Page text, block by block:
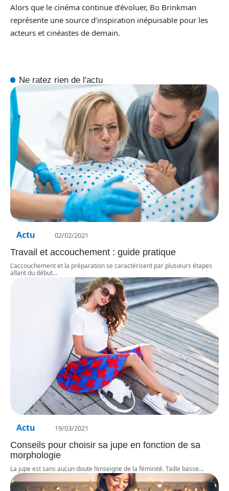
Alors que le cinéma continue d’évoluer, Bo Brinkman
représente une source d’inspiration inépuisable pour les
acteurs et cinéastes de demain.
Ne ratez rien de l'actu
Actu 02/02/2021
Travail et accouchement : guide pratique
L’accouchement et la préparation se caractérisent par plusieurs étapes
allant du début…
Actu 19/03/2021
Conseils pour choisir sa jupe en fonction de sa
morphologie
La jupe est sans aucun doute l’enseigne de la féminité. Taille basse…